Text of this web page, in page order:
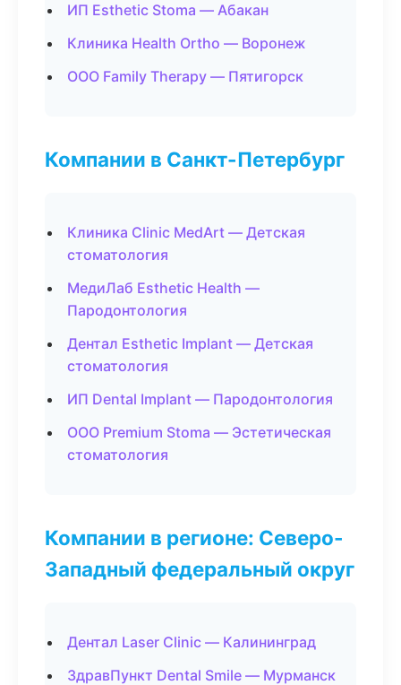
ИП Esthetic Stoma — Абакан
Клиника Health Ortho — Воронеж
ООО Family Therapy — Пятигорск
Компании в Санкт-Петербург
Клиника Clinic MedArt — Детская
стоматология
МедиЛаб Esthetic Health —
Пародонтология
Дентал Esthetic Implant — Детская
стоматология
ИП Dental Implant — Пародонтология
ООО Premium Stoma — Эстетическая
стоматология
Компании в регионе: Северо-
Западный федеральный округ
Дентал Laser Clinic — Калининград
ЗдравПункт Dental Smile — Мурманск